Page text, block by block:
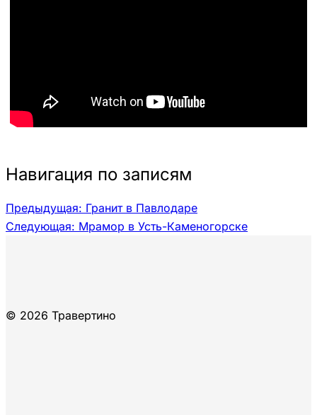
Навигация по записям
Предыдущая: Гранит в Павлодаре
Следующая: Мрамор в Усть-Каменогорске
© 2026 Травертино